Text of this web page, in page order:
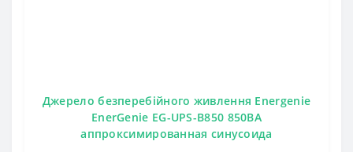
Джерело безперебійного живлення Energenie
EnerGenie EG-UPS-B850 850ВA
аппроксимированная синусоида